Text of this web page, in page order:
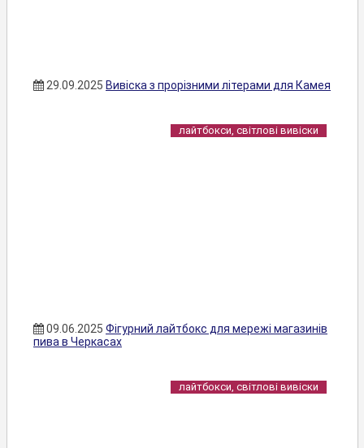
29.09.2025 Вивіска з прорізними літерами для Камея
лайтбокси, світлові вивіски
09.06.2025 Фігурний лайтбокс для мережі магазинів
пива в Черкасах
лайтбокси, світлові вивіски